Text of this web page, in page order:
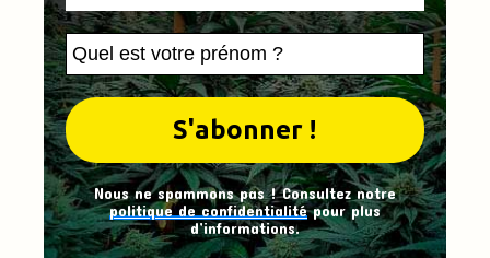
Nous ne spammons pas ! Consultez notre
politique de confidentialitépour plus
d’informations.